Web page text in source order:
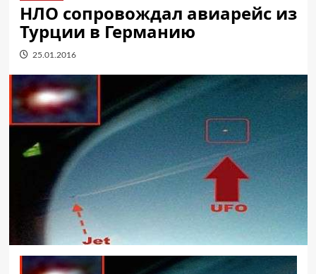
НЛО сопровождал авиарейс из
Турции в Германию
25.01.2016